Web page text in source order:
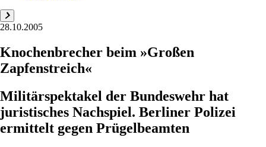
28.10.2005
Knochenbrecher beim »Großen
Zapfenstreich«
Militärspektakel der Bundeswehr hat
juristisches Nachspiel. Berliner Polizei
ermittelt gegen Prügelbeamten